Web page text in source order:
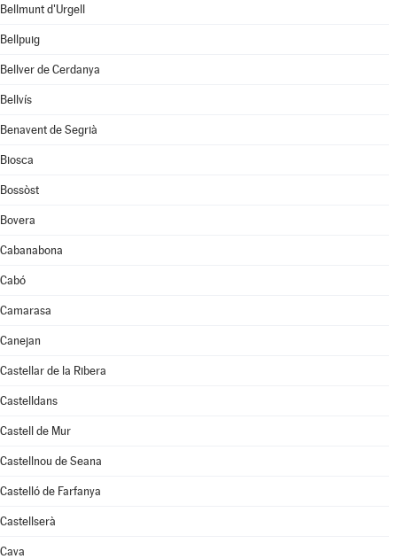
Bellmunt d'Urgell
Bellpuig
Bellver de Cerdanya
Bellvís
Benavent de Segrià
Biosca
Bossòst
Bovera
Cabanabona
Cabó
Camarasa
Canejan
Castellar de la Ribera
Castelldans
Castell de Mur
Castellnou de Seana
Castelló de Farfanya
Castellserà
Cava